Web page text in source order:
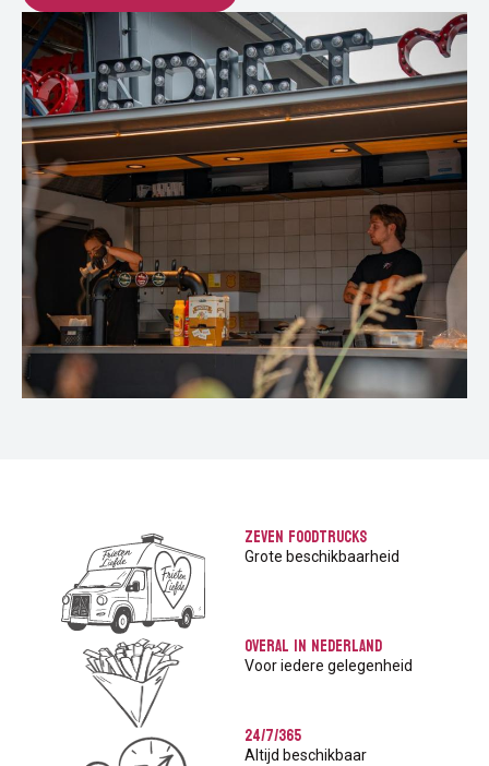
Zeven foodtrucks
Grote beschikbaarheid
Overal in Nederland
Voor iedere gelegenheid
24/7/365
Altijd beschikbaar